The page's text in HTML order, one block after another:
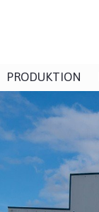
PRODUKTION